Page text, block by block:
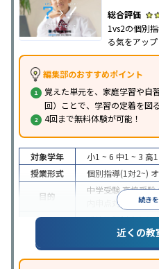
1vs2の個別
る気をアップ
編集部のおすすめポイント
覚えた単元を、家庭学習や自
回）ことで、学習の定着を図る
4回まで無料体験が可能！
続き
対象学年 小1 ~ 6 中1 ~ 3 高
授業形式
個別指導(1対2~)
目的
中学受験高校受験
内申点対策
学習習
成績保証制度あり
1科目から受講可能
※2023年3月調査。小学校高学年の
近くの教